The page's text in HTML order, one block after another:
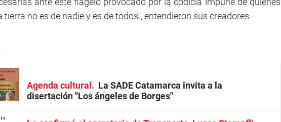
tierra no es de nadie y es de todos", entendieron sus creadores.
Agenda cultural
La SADE Catamarca invita a la
disertación "Los ángeles de Borges"